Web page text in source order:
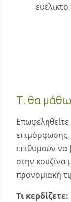
Τι θα
επιμόρφωσης,
επιθυμούν να
στην κουζίνα
προνομιακή
Τι κερδίζετε: